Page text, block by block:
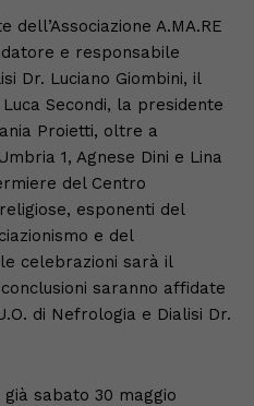
A.MA.RE
e responsabile
Dr. Luciano Giombini, il
Secondi, la presidente
Proietti, oltre a
1, Agnese Dini e Lina
del Centro
esponenti del
e del
celebrazioni sarà il
saranno affidate
di Nefrologia e Dialisi Dr.
sabato 30 maggio